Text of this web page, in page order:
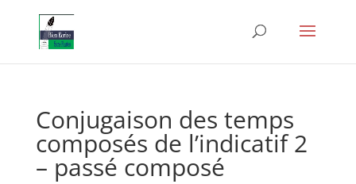
Conjugaison des temps
composés de l’indicatif 2
– passé composé